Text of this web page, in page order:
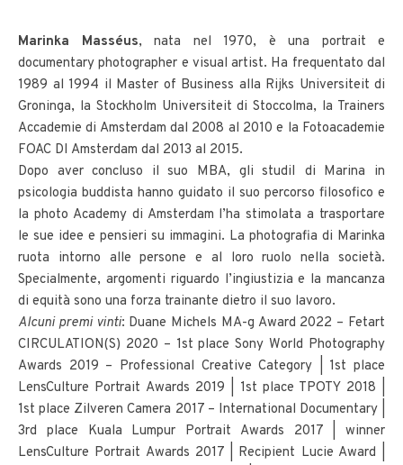
Marinka Masséus, nata nel 1970, è una portrait e
documentary photographer e visual artist. Ha frequentato dal
1989 al 1994 il Master of Business alla Rijks Universiteit di
Groninga, la Stockholm Universiteit di Stoccolma, la Trainers
Accademie di Amsterdam dal 2008 al 2010 e la Fotoacademie
FOAC DI Amsterdam dal 2013 al 2015.
Dopo aver concluso il suo MBA, gli studiI di Marina in
psicologia buddista hanno guidato il suo percorso filosofico e
la photo Academy di Amsterdam l’ha stimolata a trasportare
le sue idee e pensieri su immagini. La photografia di Marinka
ruota intorno alle persone e al loro ruolo nella società.
Specialmente, argomenti riguardo l’ingiustizia e la mancanza
di equità sono una forza trainante dietro il suo lavoro.
Alcuni premi vinti: Duane Michels MA-g Award 2022 – Fetart
CIRCULATION(S) 2020 – 1st place Sony World Photography
Awards 2019 – Professional Creative Category | 1st place
LensCulture Portrait Awards 2019 | 1st place TPOTY 2018 |
1st place Zilveren Camera 2017 – International Documentary |
3rd place Kuala Lumpur Portrait Awards 2017 | winner
LensCulture Portrait Awards 2017 | Recipient Lucie Award |